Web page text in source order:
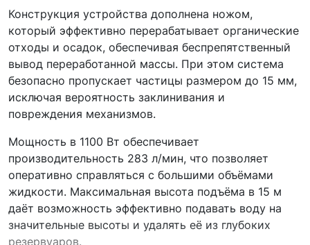
Конструкция устройства дополнена ножом,
который эффективно перерабатывает органические
отходы и осадок, обеспечивая беспрепятственный
вывод переработанной массы. При этом система
безопасно пропускает частицы размером до 15 мм,
исключая вероятность заклинивания и
повреждения механизмов.
Мощность в 1100 Вт обеспечивает
производительность 283 л/мин, что позволяет
оперативно справляться с большими объёмами
жидкости. Максимальная высота подъёма в 15 м
даёт возможность эффективно подавать воду на
значительные высоты и удалять её из глубоких
резервуаров.